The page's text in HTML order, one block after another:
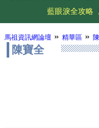
藍眼淚全攻略
馬祖資訊網論壇» 精華區»
陳寶全